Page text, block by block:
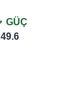
GÜÇ
49.6